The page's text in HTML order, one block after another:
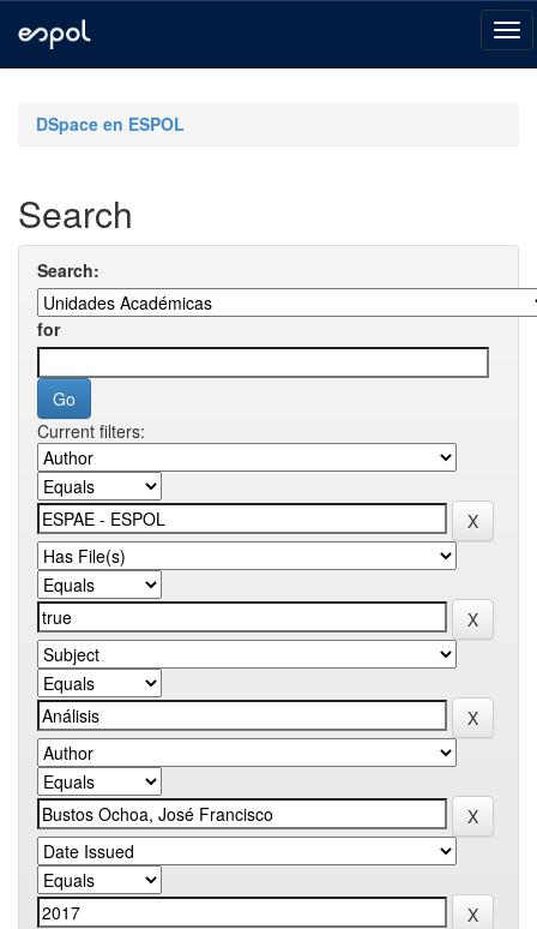
navigationDSpace en ESPOL
Search
Search:
for
Current filters: